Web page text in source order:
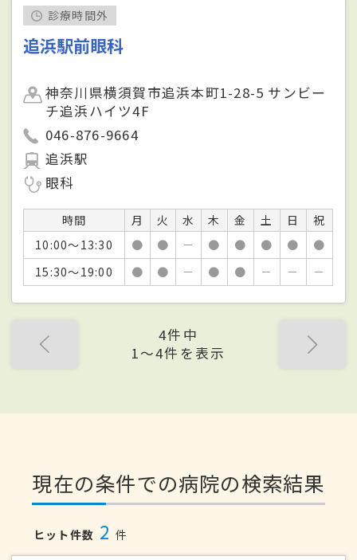
診療時間外
追浜駅前眼科
神奈川県横須賀市追浜本町1-28-5 サンビー
チ追浜ハイツ4F
046-876-9664
追浜駅
眼科
時間 月 火 水 木 金 土 日
祝
10:00～13:30
● ● － ● ● ● ●
●
15:30～19:00
● ● － ● ● － － －
4件中
1〜4件を表示
現在の条件での病院の検索結果
ヒット件数 2 件